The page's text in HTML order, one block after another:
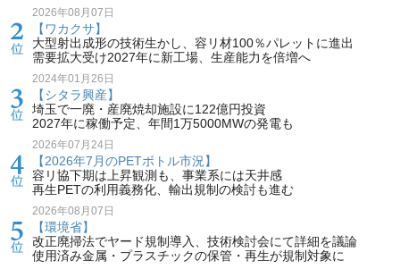
2026年08月07日
【ワカクサ】
大型射出成形の技術生かし、容リ材100％パレットに進出
需要拡大受け2027年に新工場、生産能力を倍増へ
2024年01月26日
【シタラ興産】
埼玉で一廃・産廃焼却施設に122億円投資
2027年に稼働予定、年間1万5000MWの発電も
2026年07月24日
【2026年7月のPETボトル市況】
容リ協下期は上昇観測も、事業系には天井感
再生PETの利用義務化、輸出規制の検討も進む
2026年08月07日
【環境省】
改正廃掃法でヤード規制導入、技術検討会にて詳細を議論
使用済み金属・プラスチックの保管・再生が規制対象に